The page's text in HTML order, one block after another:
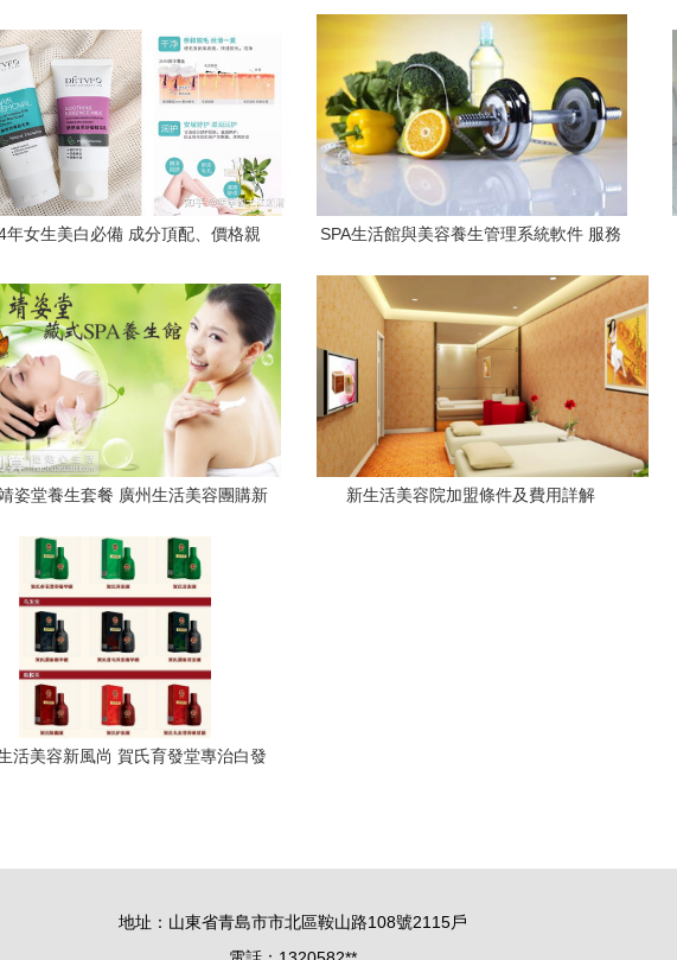
年女生美白必備 成分頂配、價格親
SPA生活館與美容養生管理系統軟件 服務
姿堂養生套餐 廣州生活美容團購新
新生活美容院加盟條件及費用詳解
活美容新風尚 賀氏育發堂專治白發
地址：山東省青島市市北區鞍山路108號2115戶